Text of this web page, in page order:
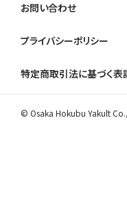
お問い合わせ
プライバシーポリシー
特定商取引法に基づく表
© Osaka Hokubu Yakult